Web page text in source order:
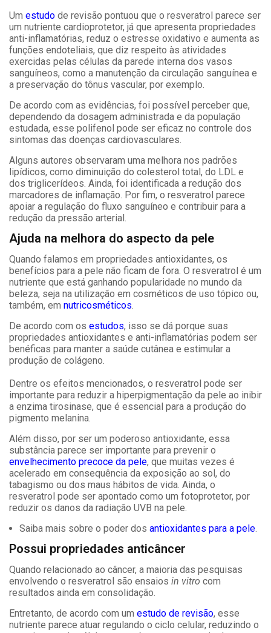
Um estudo de revisão pontuou que o resveratrol parece ser
um nutriente cardioprotetor, já que apresenta propriedades
anti-inflamatórias, reduz o estresse oxidativo e aumenta as
funções endoteliais, que diz respeito às atividades
exercidas pelas células da parede interna dos vasos
sanguíneos, como a manutenção da circulação sanguínea e
a preservação do tônus vascular, por exemplo.
De acordo com as evidências, foi possível perceber que,
dependendo da dosagem administrada e da população
estudada, esse polifenol pode ser eficaz no controle dos
sintomas das doenças cardiovasculares.
Alguns autores observaram uma melhora nos padrões
lipídicos, como diminuição do colesterol total, do LDL e
dos triglicerídeos. Ainda, foi identificada a redução dos
marcadores de inflamação. Por fim, o resveratrol parece
apoiar a regulação do fluxo sanguíneo e contribuir para a
redução da pressão arterial.
Ajuda na melhora do aspecto da pele
Quando falamos em propriedades antioxidantes, os
benefícios para a pele não ficam de fora. O resveratrol é um
nutriente que está ganhando popularidade no mundo da
beleza, seja na utilização em cosméticos de uso tópico ou,
também, em nutricosméticos.
De acordo com os estudos, isso se dá porque suas
propriedades antioxidantes e anti-inflamatórias podem ser
benéficas para manter a saúde cutânea e estimular a
produção de colágeno.
Dentre os efeitos mencionados, o resveratrol pode ser
importante para reduzir a hiperpigmentação da pele ao inibir
a enzima tirosinase, que é essencial para a produção do
pigmento melanina.
Além disso, por ser um poderoso antioxidante, essa
substância parece ser importante para prevenir o
envelhecimento precoce da pele, que muitas vezes é
acelerado em consequência da exposição ao sol, do
tabagismo ou dos maus hábitos de vida. Ainda, o
resveratrol pode ser apontado como um fotoprotetor, por
reduzir os danos da radiação UVB na pele.
Saiba mais sobre o poder dos antioxidantes para a pele.
Possui propriedades anticâncer
Quando relacionado ao câncer, a maioria das pesquisas
envolvendo o resveratrol são ensaios in vitro com
resultados ainda em consolidação.
Entretanto, de acordo com um estudo de revisão, esse
nutriente parece atuar regulando o ciclo celular, reduzindo o